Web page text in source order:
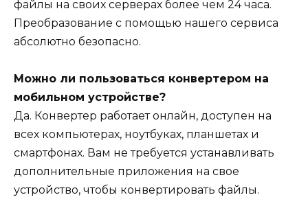
файлы на своих серверах более чем 24 часа.
Преобразование с помощью нашего сервиса
абсолютно безопасно.
Можно ли пользоваться конвертером на
мобильном устройстве?
Да. Конвертер работает онлайн, доступен на
всех компьютерах, ноутбуках, планшетах и
смартфонах. Вам не требуется устанавливать
дополнительные приложения на свое
устройство, чтобы конвертировать файлы.